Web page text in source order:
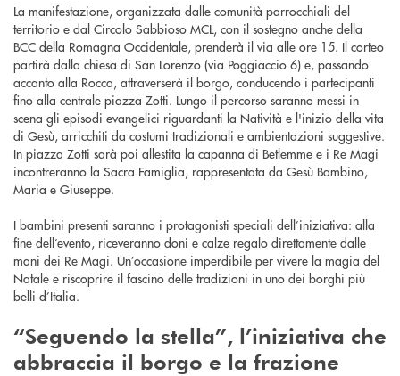
La manifestazione, organizzata dalle comunità parrocchiali del
territorio e dal Circolo Sabbioso MCL, con il sostegno anche della
BCC della Romagna Occidentale, prenderà il via alle ore 15. Il corteo
partirà dalla chiesa di San Lorenzo (via Poggiaccio 6) e, passando
accanto alla Rocca, attraverserà il borgo, conducendo i partecipanti
fino alla centrale piazza Zotti. Lungo il percorso saranno messi in
scena gli episodi evangelici riguardanti la Natività e l'inizio della vita
di Gesù, arricchiti da costumi tradizionali e ambientazioni suggestive.
In piazza Zotti sarà poi allestita la capanna di Betlemme e i Re Magi
incontreranno la Sacra Famiglia, rappresentata da Gesù Bambino,
Maria e Giuseppe.
I bambini presenti saranno i protagonisti speciali dell’iniziativa: alla
fine dell’evento, riceveranno doni e calze regalo direttamente dalle
mani dei Re Magi. Un’occasione imperdibile per vivere la magia del
Natale e riscoprire il fascino delle tradizioni in uno dei borghi più
belli d’Italia.
“Seguendo la stella”, l’iniziativa che
abbraccia il borgo e la frazione